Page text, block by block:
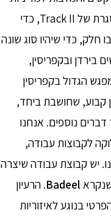
חוצת גבולות. רצינו להרחיב את המסגרת של Track II, כדי
חלק, כדי שיהיו סוג שונה
ובקפריסין,
הגדול בקפריסין
קבוע, שחושבת ביחד,
דברים נוספים. אנחנו
לקבוצות עבודה,
יש קבוצת עבודה שיצרה
Badeel. הרעיון
בנוגע לאיזוריות